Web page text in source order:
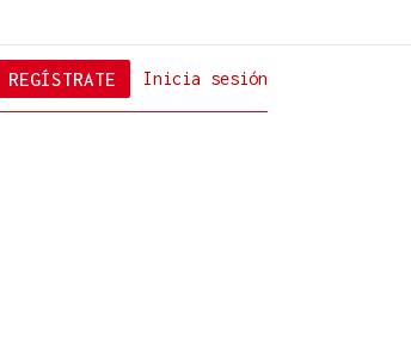
Inicia sesión
REGÍSTRATE